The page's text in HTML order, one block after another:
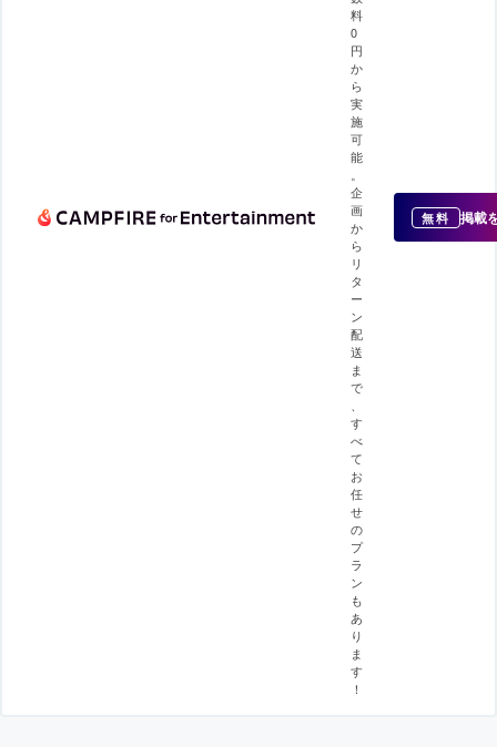
料
0
円
か
ら
実
施
可
能
企
画
か
ら
リ
タ
ー
ン
配
送
ま
で
す
べ
て
お
任
せ
の
プ
ラ
ン
も
あ
り
ま
す
！
無料 掲載